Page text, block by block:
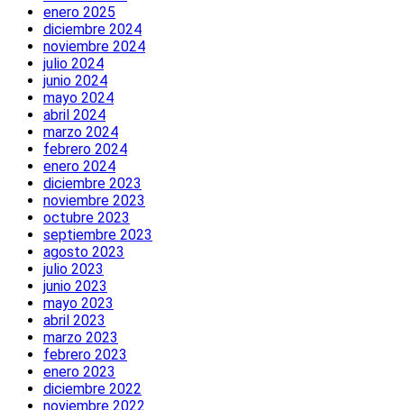
enero 2025
diciembre 2024
noviembre 2024
julio 2024
junio 2024
mayo 2024
abril 2024
marzo 2024
febrero 2024
enero 2024
diciembre 2023
noviembre 2023
octubre 2023
septiembre 2023
agosto 2023
julio 2023
junio 2023
mayo 2023
abril 2023
marzo 2023
febrero 2023
enero 2023
diciembre 2022
noviembre 2022